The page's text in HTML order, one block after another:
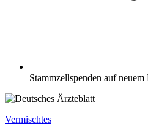
Stammzellspenden auf neuem
Vermischtes